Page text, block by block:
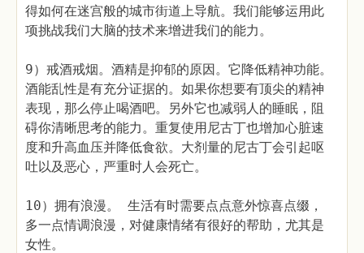
得如何在迷宫般的城市街道上导航。我们能够运用此
项挑战我们大脑的技术来增进我们的能力。
9）戒酒戒烟。酒精是抑郁的原因。它降低精神功能。
酒能乱性是有充分证据的。如果你想要有顶尖的精神
表现，那么停止喝酒吧。另外它也减弱人的睡眠，阻
碍你清晰思考的能力。重复使用尼古丁也增加心脏速
度和升高血压并降低食欲。大剂量的尼古丁会引起呕
吐以及恶心，严重时人会死亡。
10）拥有浪漫。 生活有时需要点点意外惊喜点缀，
多一点情调浪漫，对健康情绪有很好的帮助，尤其是
女性。